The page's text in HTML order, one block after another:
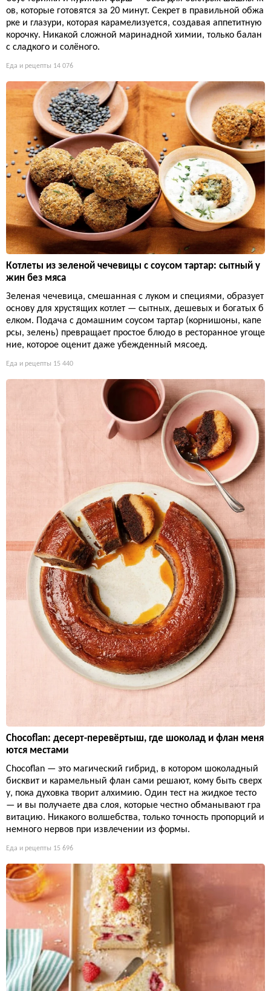
ов, которые готовятся за 20 минут. Секрет в правильной обжа
рке и глазури, которая карамелизуется, создавая аппетитную
корочку. Никакой сложной маринадной химии, только балан
с сладкого и солёного.
Еда и рецепты 14 076
Котлеты из зеленой чечевицы с соусом тартар: сытный у
жин без мяса
Зеленая чечевица, смешанная с луком и специями, образует
основу для хрустящих котлет — сытных, дешевых и богатых б
елком. Подача с домашним соусом тартар (корнишоны, капе
рсы, зелень) превращает простое блюдо в ресторанное угоще
ние, которое оценит даже убежденный мясоед.
Еда и рецепты 15 440
Chocoflan: десерт-перевёртыш, где шоколад и флан меня
ются местами
Chocoflan — это магический гибрид, в котором шоколадный
бисквит и карамельный флан сами решают, кому быть сверх
у, пока духовка творит алхимию. Один тест на жидкое тесто
— и вы получаете два слоя, которые честно обманывают гра
витацию. Никакого волшебства, только точность пропорций и
немного нервов при извлечении из формы.
Еда и рецепты 15 696